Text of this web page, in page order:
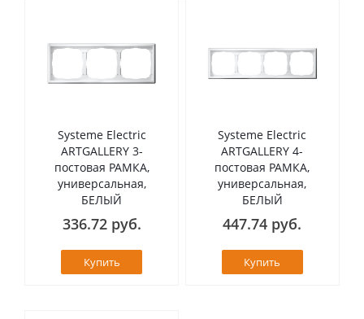
Systeme Electric
ARTGALLERY 3-
постовая РАМКА,
универсальная,
БЕЛЫЙ
336.72 руб.
Купить
Systeme Electric
ARTGALLERY 4-
постовая РАМКА,
универсальная,
БЕЛЫЙ
447.74 руб.
Купить